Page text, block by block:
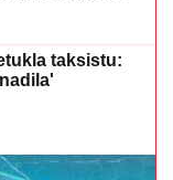
taksistu: